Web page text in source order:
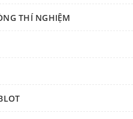
THÍ NGHIỆM